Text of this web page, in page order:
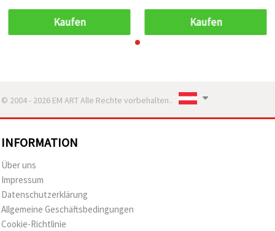
21 mm, Weiß, 24 Stück
Kaufen
21 mm, Weiß, 24 Stück
Kaufen
© 2004 - 2026 EM ART Alle Rechte vorbehalten..
INFORMATION
Über uns
Impressum
Datenschutzerklärung
Allgemeine Geschäftsbedingungen
Cookie-Richtlinie